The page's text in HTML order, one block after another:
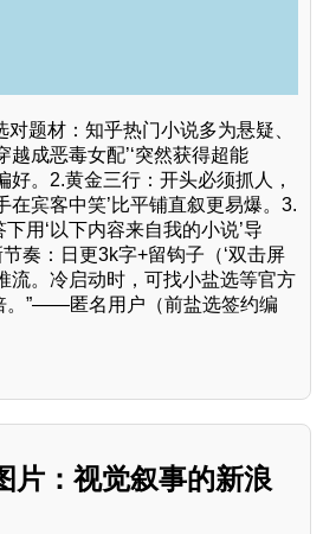
对题材：知乎热门小说多为悬疑、
越成恶毒女配’‘突然获得超能
好。2.黄金三行：开头必须抓人，
在宾客中笑’比平铺直叙更易爆。3.
用‘以下内容来自我的小说’导
奏：日更3k字+留钩子（‘双击屏
流。冷启动时，可找小盐选等官方
。”——匿名用户（前盐选签约编
片：视觉叙事的新浪